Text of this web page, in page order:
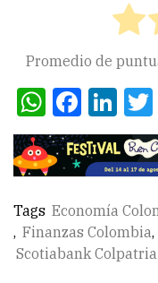
Promedio de
Tags Economía
, Finanzas Colombia,
Scotiabank Colpatria